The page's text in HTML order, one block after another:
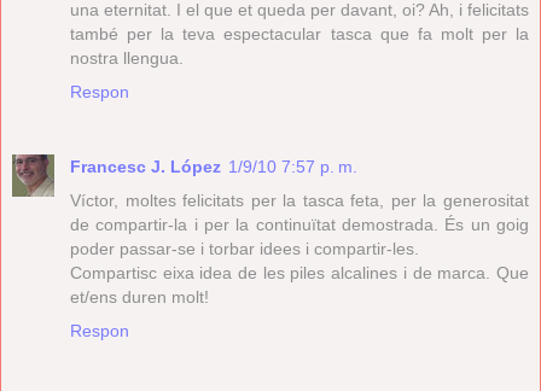
una eternitat. I el que et queda per davant, oi? Ah, i felicitats
també per la teva espectacular tasca que fa molt per la
nostra llengua.
Respon
Francesc J. López 1/9/10 7:57 p. m.
Víctor, moltes felicitats per la tasca feta, per la generositat
de compartir-la i per la continuïtat demostrada. És un goig
poder passar-se i torbar idees i compartir-les.
Compartisc eixa idea de les piles alcalines i de marca. Que
et/ens duren molt!
Respon